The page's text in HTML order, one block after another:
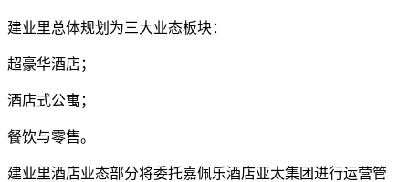
建业里总体规划为三大业态板块：
超豪华酒店；
酒店式公寓；
餐饮与零售。
建业里酒店业态部分将委托嘉佩乐酒店亚太集团进行运营管